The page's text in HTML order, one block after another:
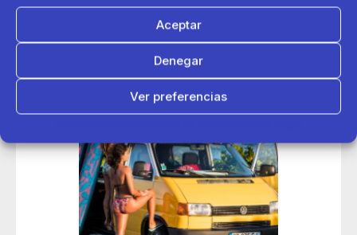
Aceptar
Denegar
Ver preferencias